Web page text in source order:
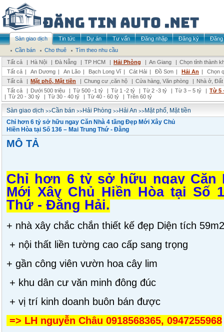
Sàn giao dịch Tin tức Dự án Tư vấn Đăng nhập Đăng ký
Đăng
Cần bán
Cho thuê
Tìm theo nhu cầu
Tất cả
| Hà Nội | Đà Nẵng | TP HCM | Hải Phòng | An Giang | Chọn tỉnh thành
Tất cả | An Dương | An Lão | Bạch Long Vĩ | Cát Hải | Đồ Sơn | Hải An |
Chọn
Tất cả
| Mặt phố, Mặt tiền | Chung cư ,căn hộ | Cửa hàng, Văn phòng | Nhà ở,
Tất cả
| Dưới 500 triệu | Từ 500 -1 tỷ | Từ 1 -2 tỷ | Từ 2 -3 tỷ | Từ 3 – 5 tỷ | Từ 5
| Từ 20 - 30 tỷ | Từ 30 - 40 tỷ | Từ 40 - 60 tỷ | Trên 60 tỷ
Sàn giao dịch >>Cần bán >>Hải Phòng >>Hải An >>Mặt phố, Mặt tiền
Chỉ hơn 6 tỷ sở hữu ngay Căn Nhà 4 tầng Đẹp Mới Xây Chủ
Hiền Hòa tại Số 136 – Mai Trung Thứ - Đằng
MÔ TẢ
Chỉ hơn 6 tỷ sở hữu ngay Căn
Mới Xây Chủ Hiền Hòa tại Số
Thứ - Đằng Hải.
+ nhà xây chắc chắn thiết kế đẹp Diện tích
+ nội thất liền tường cao cấp sang trọng
+ gần công viên vườn hoa cây lim
+ khu dân cư văn minh đông đúc
+ vị trí kinh doanh buôn bán được
=> LH nguyễn Châu 0918568365, 0947255968